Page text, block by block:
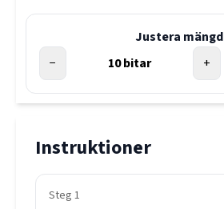
Justera mängd
−
10bitar +
Instruktioner
Steg 1